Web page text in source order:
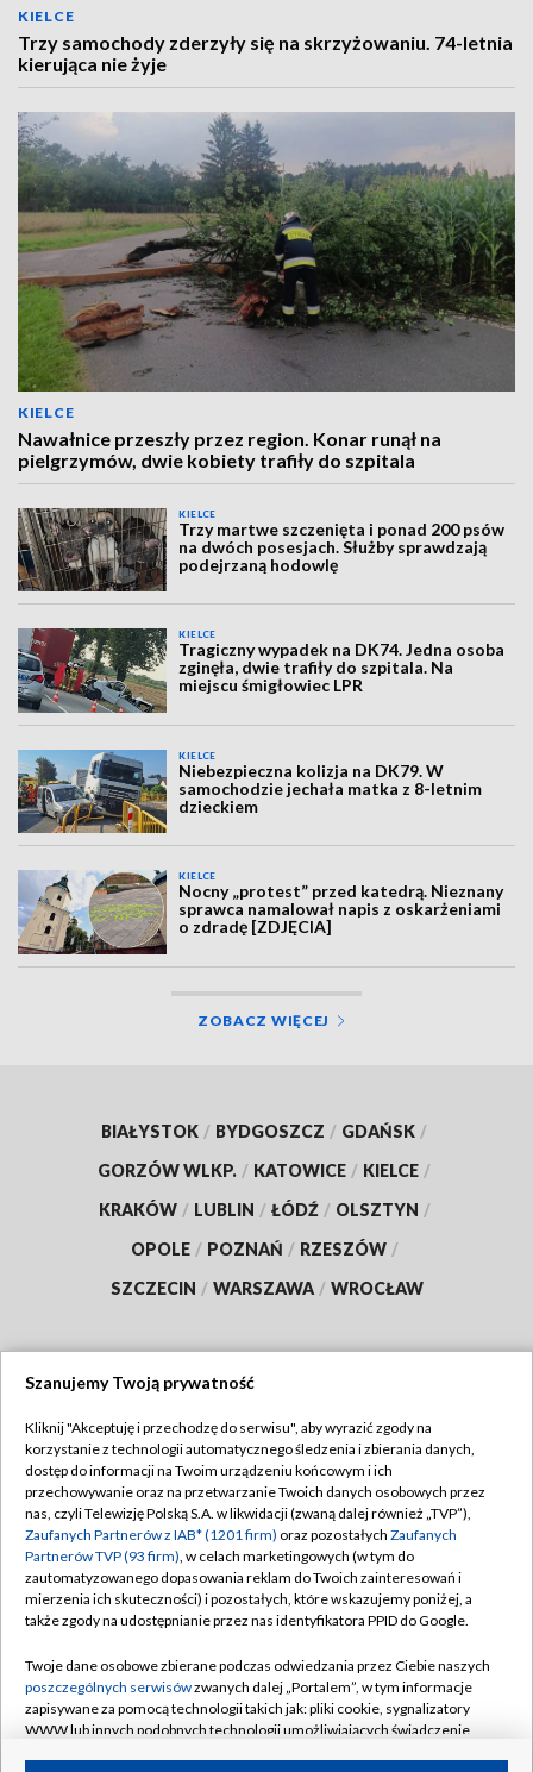
KIELCE
Trzy samochody zderzyły się na skrzyżowaniu. 74-letnia
kierująca nie żyje
KIELCE
Nawałnice przeszły przez region. Konar runął na
pielgrzymów, dwie kobiety trafiły do szpitala
KIELCE
Trzy martwe szczenięta i ponad 200 psów
na dwóch posesjach. Służby sprawdzają
podejrzaną hodowlę
KIELCE
Tragiczny wypadek na DK74. Jedna osoba
zginęła, dwie trafiły do szpitala. Na
miejscu śmigłowiec LPR
KIELCE
Niebezpieczna kolizja na DK79. W
samochodzie jechała matka z 8-letnim
dzieckiem
KIELCE
Nocny „protest” przed katedrą. Nieznany
sprawca namalował napis z oskarżeniami
o zdradę [ZDJĘCIA]
ZOBACZ WIĘCEJ
BIAŁYSTOK / BYDGOSZCZ / GDAŃSK /
GORZÓW WLKP. / KATOWICE / KIELCE /
KRAKÓW / LUBLIN / ŁÓDŹ / OLSZTYN /
OPOLE / POZNAŃ / RZESZÓW /
SZCZECIN / WARSZAWA / WROCŁAW
TVP
Abonament TVP
Emisja w TVP
Centrum informacji TVP
Naziemna Telewizja Cyfrowa
Rada Programowa
System NOS
Informacje o nadawcy
Regulamin TVP
Polityka prywatności
Moje zgody
Pomoc
Kontakt
Kanały
Szanujemy Twoją prywatność
Kliknij "Akceptuję i przechodzę do serwisu", aby wyrazić zgody na
korzystanie z technologii automatycznego śledzenia i zbierania danych,
dostęp do informacji na Twoim urządzeniu końcowym i ich
przechowywanie oraz na przetwarzanie Twoich danych osobowych przez
nas, czyli Telewizję Polską S.A. w likwidacji (zwaną dalej również „TVP”),
Zaufanych Partnerów z IAB* (1201 firm) oraz pozostałych Zaufanych
Partnerów TVP (93 firm), w celach marketingowych (w tym do
zautomatyzowanego dopasowania reklam do Twoich zainteresowań i
mierzenia ich skuteczności) i pozostałych, które wskazujemy poniżej, a
także zgody na udostępnianie przez nas identyfikatora PPID do Google.
Twoje dane osobowe zbierane podczas odwiedzania przez Ciebie naszych
poszczególnych serwisówzwanych dalej „Portalem”, w tym informacje
zapisywane za pomocą technologii takich jak: pliki cookie, sygnalizatory
WWW lub innych podobnych technologii umożliwiających świadczenie